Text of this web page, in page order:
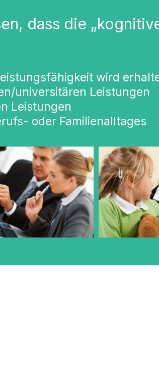
dass die
wird
universitären Leistungen
Leistungen
oder Familienalltages